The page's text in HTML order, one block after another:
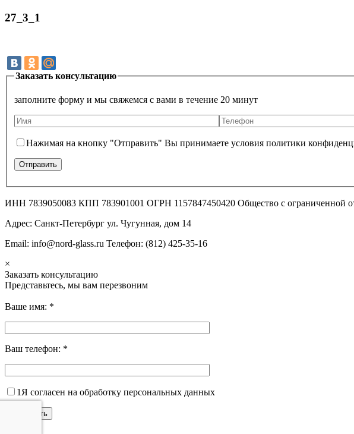
27_3_1
Заказать консультацию
заполните форму и мы свяжемся с вами в течение 20 минут
Нажимая на кнопку "Отправить" Вы принимаете условия политики
ИНН 7839050083 КПП 783901001 ОГРН 1157847450420 Общество с ограниченной
Адрес: Санкт-Петербург ул. Чугунная, дом 14
Email: info@nord-glass.ru Телефон: (812) 425-35-16
×
Заказать консультацию
Представьтесь, мы вам перезвоним
Ваше имя: *
Ваш телефон: *
1 Я согласен на обработку персональных данных